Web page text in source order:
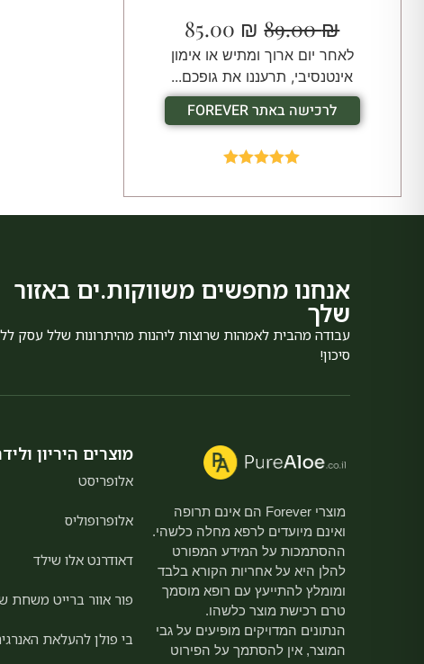
89.00₪
85.00 ₪
לאחר יום ארוך ומתיש או אימון
אינטנסיבי, תרעננו את גופכם...
לרכישה באתר FOREVER
אנחנו מחפשים משווקות.ים באזור
שלך
עבודה מהבית לאמהות שרוצות ליהנות מהיתרונות שלל עסק
סיכון!
מוצרי Forever הם אינם תרופה
ואינם מיועדים לרפא מחלה כלשהי.
ההסתמכות על המידע המפורט
להלן היא על אחריות הקורא בלבד
ומומלץ להתייעץ עם רופא מוסמך
טרם רכישת מוצר כלשהו.
הנתונים המדויקים מופיעים על גבי
המוצר, אין להסתמך על הפירוט
מוצרים היריון
אלופריסט
אלופרופוליס
דאודרנט אלו שילד
פור אוור ברייט משחת
בי פולן להעלאת